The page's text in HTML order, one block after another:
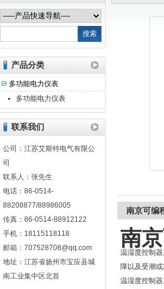
江苏艾斯特电气有限公司
产品分类
多功能电力仪表
多功能电力仪表
联系我们
公司：江苏艾斯特电气有限公
司
联系人：张先生
电话：86-0514-
88208877/88986005
传真：86-0514-88912122
手机：18115118118
邮箱：707528708@qq.com
地址：江苏省扬州市宝应县城
南工业集中区北首
南京可编
南
温湿度控制
障以及受潮
温湿度控制